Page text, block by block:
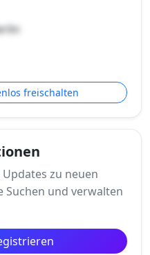
freischalten
zu neuen
Suchen und verwalten